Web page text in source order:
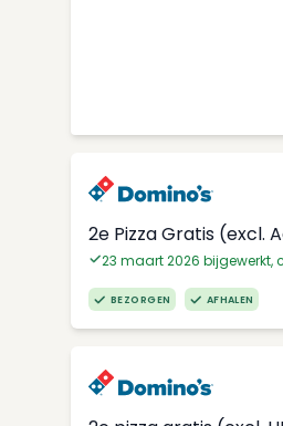
2e Pizza Gratis (excl.
23 maart 2026 bijgewerkt,
BEZORGEN AFHALEN